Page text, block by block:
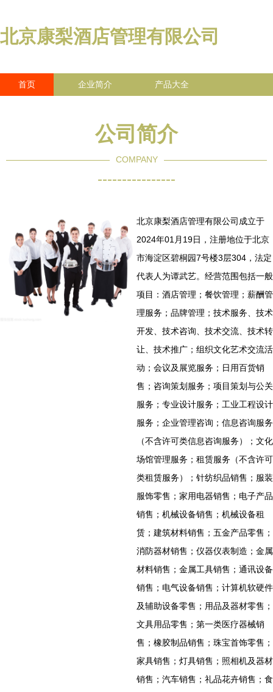
北京康梨酒店管理有限公司
首页 企业简介 产品大全
公司简介
COMPANY
----------------
北京康梨酒店管理有限公司成立于
2024年01月19日，注册地位于北京
市海淀区碧桐园7号楼3层304，法定
代表人为谭武艺。经营范围包括一般
项目：酒店管理；餐饮管理；薪酬管
理服务；品牌管理；技术服务、技术
开发、技术咨询、技术交流、技术转
让、技术推广；组织文化艺术交流活
动；会议及展览服务；日用百货销
售；咨询策划服务；项目策划与公关
服务；专业设计服务；工业工程设计
服务；企业管理咨询；信息咨询服务
（不含许可类信息咨询服务）；文化
场馆管理服务；租赁服务（不含许可
类租赁服务）；针纺织品销售；服装
服饰零售；家用电器销售；电子产品
销售；机械设备销售；机械设备租
赁；建筑材料销售；五金产品零售；
消防器材销售；仪器仪表制造；金属
材料销售；金属工具销售；通讯设备
销售；电气设备销售；计算机软硬件
及辅助设备零售；用品及器材零售；
文具用品零售；第一类医疗器械销
售；橡胶制品销售；珠宝首饰零售；
家具销售；灯具销售；照相机及器材
销售；汽车销售；礼品花卉销售；食